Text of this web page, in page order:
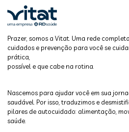
Prazer, somos a Vitat. Uma rede
cuidados e prevenção para você se
prática,
possível e que cabe na rotina.
Nascemos para ajudar você em sua
saudável. Por isso, traduzimos e
pilares de autocuidado: alimentação,
saúde.